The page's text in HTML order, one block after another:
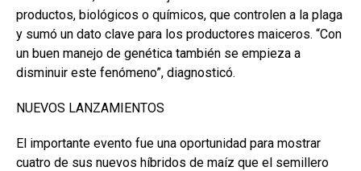
productos, biológicos o químicos, que controlen a la plaga
y sumó un dato clave para los productores maiceros. “Con
un buen manejo de genética también se empieza a
disminuir este fenómeno”, diagnosticó.
NUEVOS LANZAMIENTOS
El importante evento fue una oportunidad para mostrar
cuatro de sus nuevos híbridos de maíz que el semillero